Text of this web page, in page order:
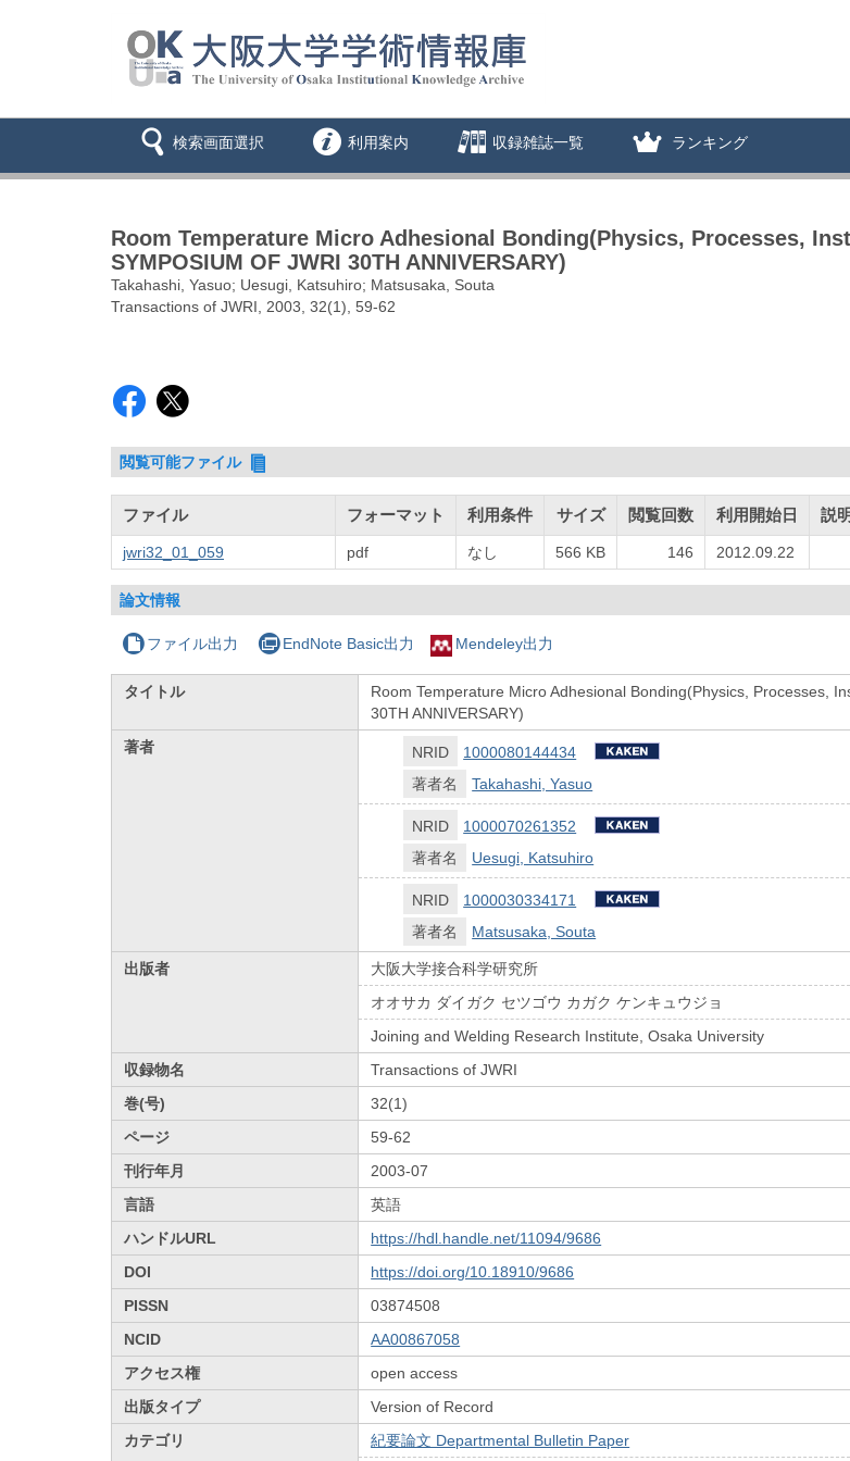
検索画面選択 利用案内 収録雑誌一覧 ランキング
Room Temperature Micro Adhesional Bonding(Physics, Processes,
SYMPOSIUM OF JWRI 30TH ANNIVERSARY)
Takahashi, Yasuo; Uesugi, Katsuhiro; Matsusaka, Souta
Transactions of JWRI, 2003, 32(1), 59-62
閲覧可能ファイル
ファイル フォーマット 利用条件 サイズ 閲覧回数 利用開始日 説明
jwri32_01_059 pdf なし 566 KB 146 2012.09.22
論文情報
ファイル出力 EndNote Basic出力 Mendeley出力
タイトル
Room Temperature Micro Adhesional Bonding(Physics, Processes,
30TH ANNIVERSARY)
著者
NRID
1000080144434
著者名
Takahashi, Yasuo
NRID
1000070261352
著者名
Uesugi, Katsuhiro
NRID
1000030334171
著者名
Matsusaka, Souta
出版者
大阪大学接合科学研究所
オオサカ ダイガク セツゴウ カガク ケンキュウジョ
Joining and Welding Research Institute, Osaka University
収録物名
Transactions of JWRI
巻(号)
32(1)
ページ
59-62
刊行年月
2003-07
言語
英語
ハンドルURL
https://hdl.handle.net/11094/9686
DOI
https://doi.org/10.18910/9686
PISSN
03874508
NCID
AA00867058
アクセス権
open access
出版タイプ
Version of Record
カテゴリ
紀要論文 Departmental Bulletin Paper